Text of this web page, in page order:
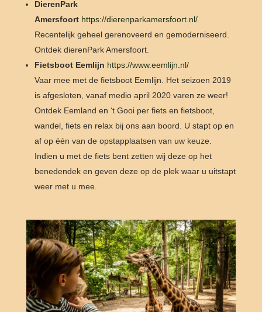
DierenPark
Amersfoort https://dierenparkamersfoort.nl/
Recentelijk geheel gerenoveerd en gemoderniseerd.
Ontdek dierenPark Amersfoort.
Fietsboot Eemlijn https://www.eemlijn.nl/
Vaar mee met de fietsboot Eemlijn. Het seizoen 2019
is afgesloten, vanaf medio april 2020 varen ze weer!
Ontdek Eemland en ‘t Gooi per fiets en fietsboot,
wandel, fiets en relax bij ons aan boord. U stapt op en
af op één van de opstapplaatsen van uw keuze.
Indien u met de fiets bent zetten wij deze op het
benedendek en geven deze op de plek waar u uitstapt
weer met u mee.